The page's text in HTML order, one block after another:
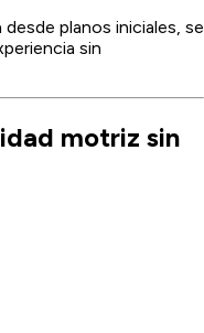
planos iniciales, se
sin
motriz sin